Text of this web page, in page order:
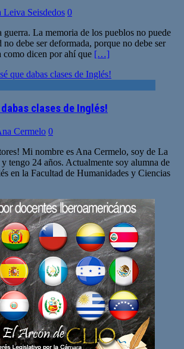
Leiva Seisdedos 0
guerra. La memoria de los pueblos no puede
no debe ser deformada, porque no debe ser
como dicen por ahí que […]
dabas clases de Inglés!
Cermelo 0
Mi nombre es Ana Cermelo, soy de La
tengo 24 años. Actualmente soy alumna de
en la Facultad de Humanidades y Ciencias